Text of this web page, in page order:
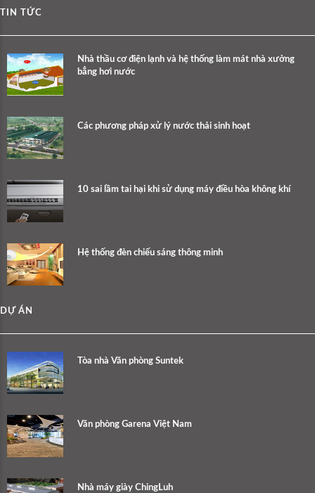
TIN TỨC
Nhà thầu cơ điện lạnh và hệ thống làm mát nhà xưởng
bẳng hơi nước
Các phương pháp xử lý nước thải sinh hoạt
10 sai lầm tai hại khi sử dụng máy điều hòa không khí
Hệ thống đèn chiếu sáng thông minh
DỰ ÁN
Tòa nhà Văn phòng Suntek
Văn phòng Garena Việt Nam
Nhà máy giày ChingLuh